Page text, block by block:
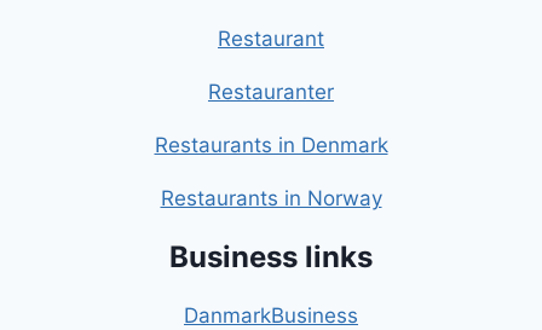
Restaurant
Restauranter
Restaurants in Denmark
Restaurants in Norway
Business links
DanmarkBusiness